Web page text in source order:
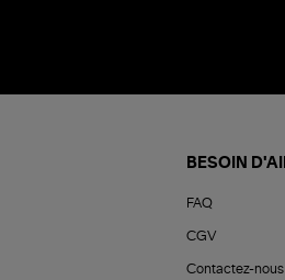
BESOIN
FAQ
CGV
Contactez-nous